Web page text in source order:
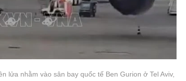
lửa nhằm vào sân bay quốc tế Ben Gurion ở Tel Aviv,